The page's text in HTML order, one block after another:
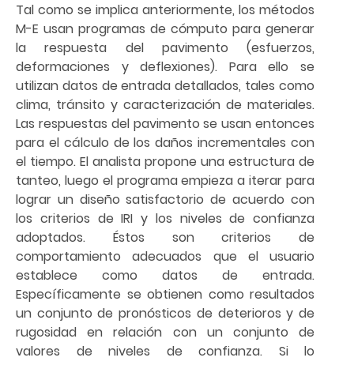
Tal como se implica anteriormente, los métodos
M-E usan programas de cómputo para generar
la respuesta del pavimento (esfuerzos,
deformaciones y deflexiones). Para ello se
utilizan datos de entrada detallados, tales como
clima, tránsito y caracterización de materiales.
Las respuestas del pavimento se usan entonces
para el cálculo de los daños incrementales con
el tiempo. El analista propone una estructura de
tanteo, luego el programa empieza a iterar para
lograr un diseño satisfactorio de acuerdo con
los criterios de IRI y los niveles de confianza
adoptados. Éstos son criterios de
comportamiento adecuados que el usuario
establece como datos de entrada.
Específicamente se obtienen como resultados
un conjunto de pronósticos de deterioros y de
rugosidad en relación con un conjunto de
valores de niveles de confianza. Si lo